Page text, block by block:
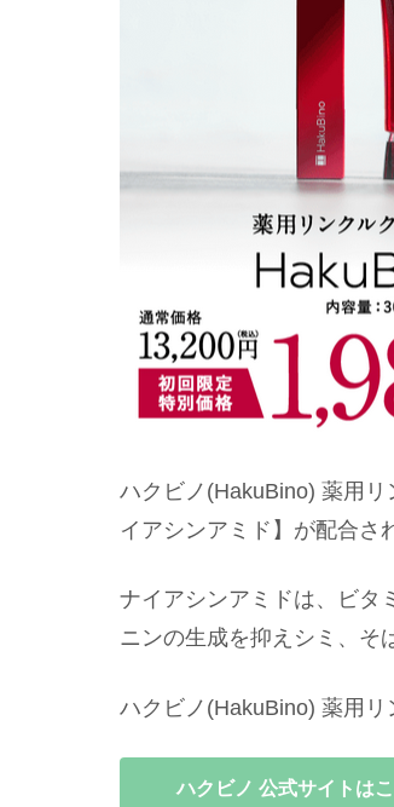
ハクビノ(HakuBino) 薬用
イアシンアミド】が配合さ
ナイアシンアミドは、ビタ
ニンの生成を抑えシミ、そ
ハクビノ(HakuBino) 薬用リ
ハクビノ 公式サイトは